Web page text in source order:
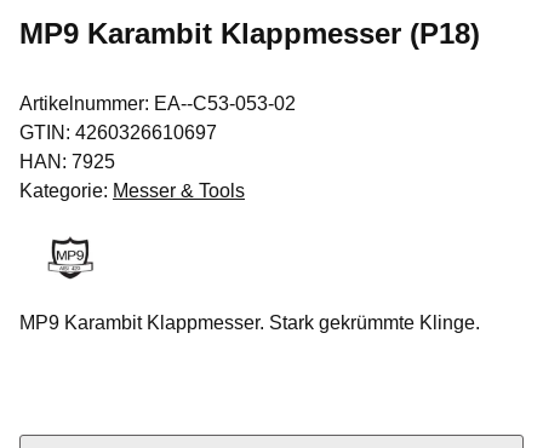
MP9 Karambit Klappmesser (P18)
Artikelnummer: EA--C53-053-02
GTIN: 4260326610697
HAN: 7925
Kategorie: Messer & Tools
MP9 Karambit Klappmesser. Stark gekrümmte Klinge.